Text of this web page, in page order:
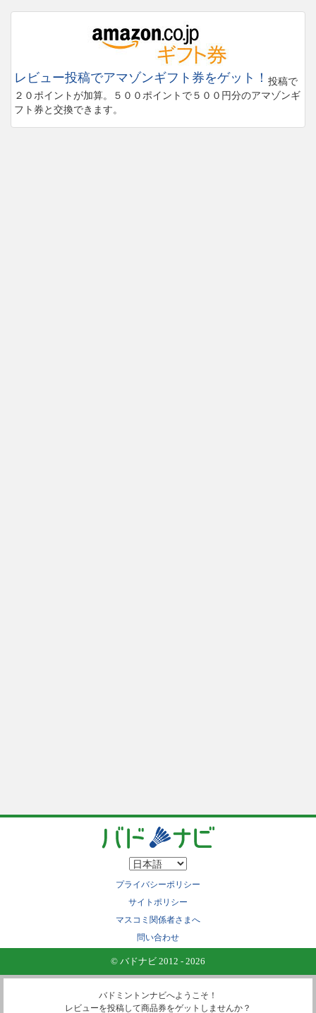
レビュー投稿でアマゾンギフト券をゲット！ 投稿で
２０ポイントが加算。５００ポイントで５００円分のアマゾンギ
フト券と交換できます。
プライバシーポリシー
サイトポリシー
マスコミ関係者さまへ
問い合わせ
© バドナビ 2012 - 2026
バドミントンナビへようこそ！
レビューを投稿して商品券をゲットしませんか？